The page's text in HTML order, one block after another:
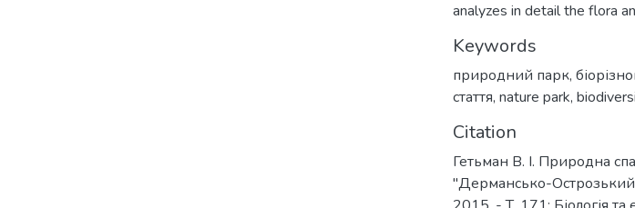
analyzes in detail the flora
Keywords
природний парк,
стаття, naturе park,
Citation
Гетьман В. І. Природна
"Дермансько-